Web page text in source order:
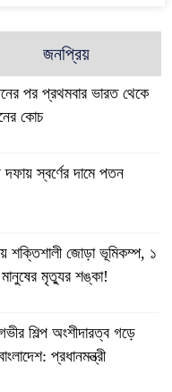
জনপ্রিয়
পর প্রথমবার ভারত থেকে
কোচ
দফায় স্বর্ণের দামে পতন
শক্তিশালী জোড়া ভূমিকম্প, ১
মানুষের মৃত্যুর শঙ্কা!
শিল্প অংশীদারত্ব গড়ে
প্রধানমন্ত্রী